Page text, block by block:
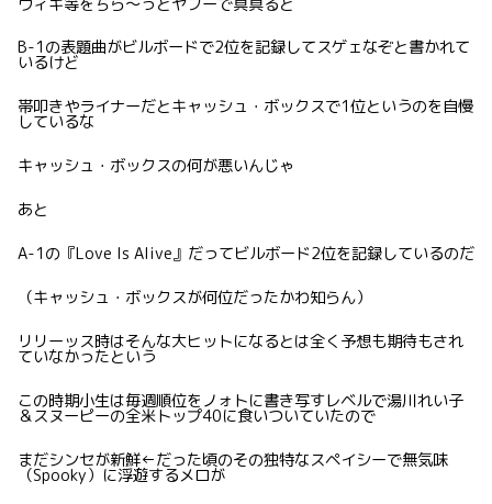
B-1の表題曲がビルボードで2位を記録してスゲェなぞと書かれて
いるけど
帯叩きやライナーだとキャッシュ・ボックスで1位というのを自慢
しているな
キャッシュ・ボックスの何が悪いんじゃ
あと
A-1の『Love Is Alive』だってビルボード2位を記録しているのだ
（キャッシュ・ボックスが何位だったかわ知らん）
リリーッス時はそんな大ヒットになるとは全く予想も期待もされ
ていなかったという
この時期小生は毎週順位をノォトに書き写すレベルで湯川れい子
＆スヌーピーの全米トップ40に食いついていたので
まだシンセが新鮮←だった頃のその独特なスペイシーで無気味
（Spooky）に浮遊するメロが